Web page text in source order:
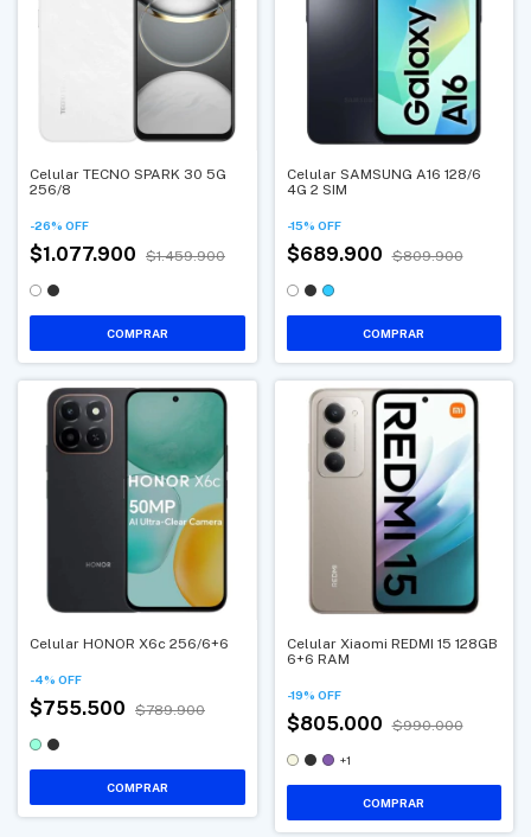
Celular TECNO SPARK 30 5G
256/8
-26% OFF
$1.077.900 $1.459.900
COMPRAR
Celular SAMSUNG A16 128/6
4G 2 SIM
-15% OFF
$689.900 $809.900
COMPRAR
Celular HONOR X6c 256/6+6
-4% OFF
$755.500 $789.900
COMPRAR
Celular Xiaomi REDMI 15 128GB
6+6 RAM
-19% OFF
$805.000 $990.000
+1
COMPRAR